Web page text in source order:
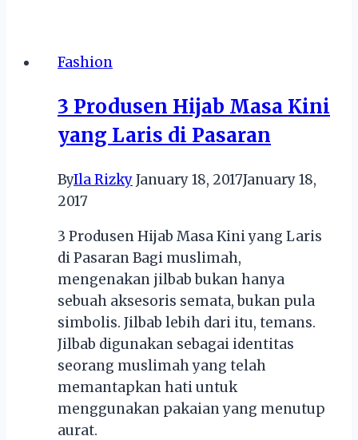
SMK
dalam
LKS
Fashion
3 Produsen Hijab Masa Kini
yang Laris di Pasaran
ByIla RizkyJanuary 18, 2017January 18,
2017
3 Produsen Hijab Masa Kini yang Laris
di Pasaran Bagi muslimah,
mengenakan jilbab bukan hanya
sebuah aksesoris semata, bukan pula
simbolis. Jilbab lebih dari itu, temans.
Jilbab digunakan sebagai identitas
seorang muslimah yang telah
memantapkan hati untuk
menggunakan pakaian yang menutup
aurat.